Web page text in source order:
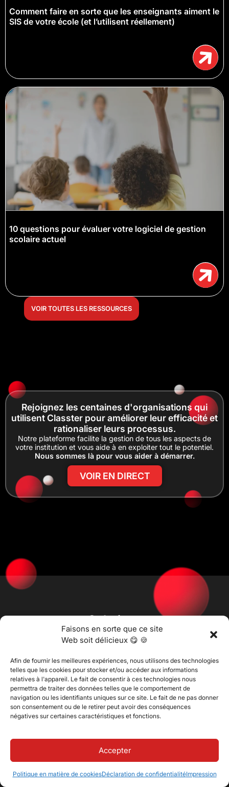
Faisons en sorte que ce site
Web soit délicieux 😋 🍪
Afin de fournir les meilleures expériences, nous utilisons des technologies
telles que les cookies pour stocker et/ou accéder aux informations
relatives à l'appareil. Le fait de consentir à ces technologies nous
permettra de traiter des données telles que le comportement de
navigation ou les identifiants uniques sur ce site. Le fait de ne pas donner
son consentement ou de le retirer peut avoir des conséquences
négatives sur certaines caractéristiques et fonctions.
Accepter
Politique en matière de cookiesDéclaration de confidentialitéImpression
Comment faire en sorte que les enseignants aiment le
SIS de votre école (et l’utilisent réellement)
10 questions pour évaluer votre logiciel de gestion
scolaire actuel
VOIR TOUTES LES RESSOURCES
Rejoignez les centaines d'organisations qui
utilisent Classter pour améliorer leur efficacité et
rationaliser leurs processus.
Notre plateforme facilite la gestion de tous les aspects de
votre institution et vous aide à en exploiter tout le potentiel.
Nous sommes là pour vous aider à démarrer.
VOIR EN DIRECT
Solutions
Pour les écoles K12
Pour l'enseignement supérieur
Pour les académies et les centres de formation
Pour la formation au séminaire
Pour les districts scolaires
Ressources